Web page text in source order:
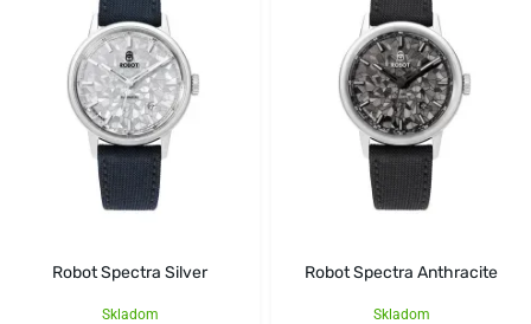
Robot Spectra Silver
Skladom
Robot Spectra Anthracite
Skladom